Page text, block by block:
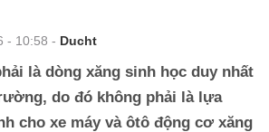
- 10:58 - Ducht
là dòng xăng sinh học duy nhất
do đó không phải là lựa
cho xe máy và ôtô động cơ xăng